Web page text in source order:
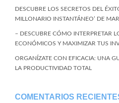
DESCUBRE LOS SECRETOS DEL
MILLONARIO INSTANTÁNEO’ DE
– DESCUBRE CÓMO INTERPRETAR
ECONÓMICOS Y MAXIMIZAR TUS
ORGANÍZATE CON EFICACIA: UNA
LA PRODUCTIVIDAD TOTAL
COMENTARIOS